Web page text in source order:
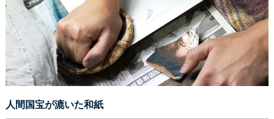
人間国宝が漉いた和紙